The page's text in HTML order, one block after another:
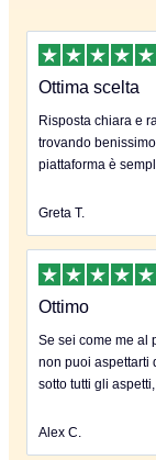
Ottima scelta
Risposta chiara e
trovando
piattaforma è
Greta T.
Ottimo
Se sei come me al
non puoi aspettarti
sotto tutti gli
Alex C.